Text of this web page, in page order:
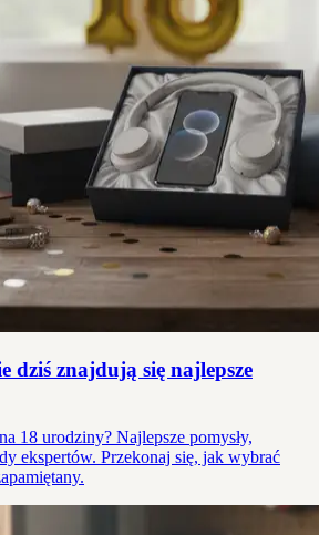
dziś znajdują się najlepsze
18 urodziny? Najlepsze pomysły,
ekspertów. Przekonaj się, jak wybrać